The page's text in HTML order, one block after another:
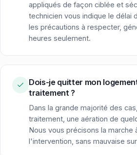
appliqués de façon ciblée et
technicien vous indique le délai
les précautions à respecter,
heures seulement.
Dois-je quitter mon
traitement ?
Dans la grande majorité des
traitement, une aération de
Nous vous précisons la marche
l'intervention, sans mauvaise